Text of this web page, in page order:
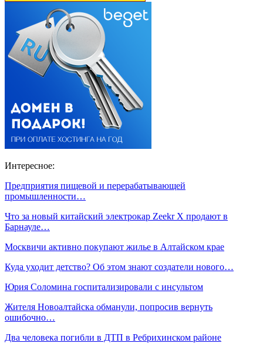
Интересное:
Предприятия пищевой и перерабатывающей
промышленности…
Что за новый китайский электрокар Zeekr X продают в
Барнауле…
Москвичи активно покупают жилье в Алтайском крае
Куда уходит детство? Об этом знают создатели нового…
Юрия Соломина госпитализировали с инсультом
Жителя Новоалтайска обманули, попросив вернуть
ошибочно…
Два человека погибли в ДТП в Ребрихинском районе